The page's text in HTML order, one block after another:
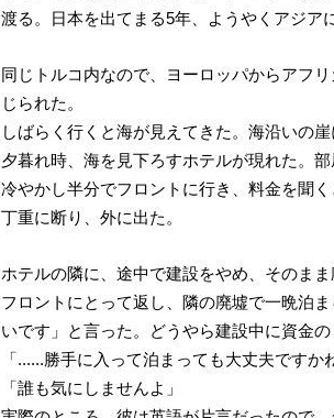
渡る。日本を出てまる5年、ようやくアジア
同じトルコ内なので、ヨーロッパからアフ
じられた。
しばらく行くと海が見えてきた。海沿いの
夕暮れ時、海を見下ろすホテルが現れた。
冷やかし半分でフロントに行き、料金を聞
丁重に断り、外に出た。
ホテルの隣に、途中で建設をやめ、そのま
フロントにとって返し、隣の廃墟で一晩泊
いです」と言った。どうやら建設中に資金
「......勝手に入って泊まっても大丈夫ですか
「誰も気にしませんよ」